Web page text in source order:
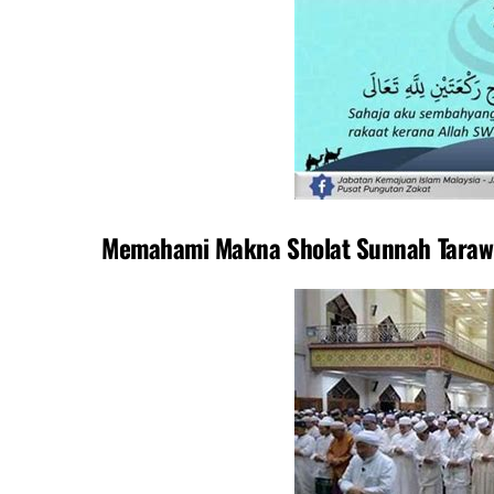
Memahami Makna Sholat Sunnah